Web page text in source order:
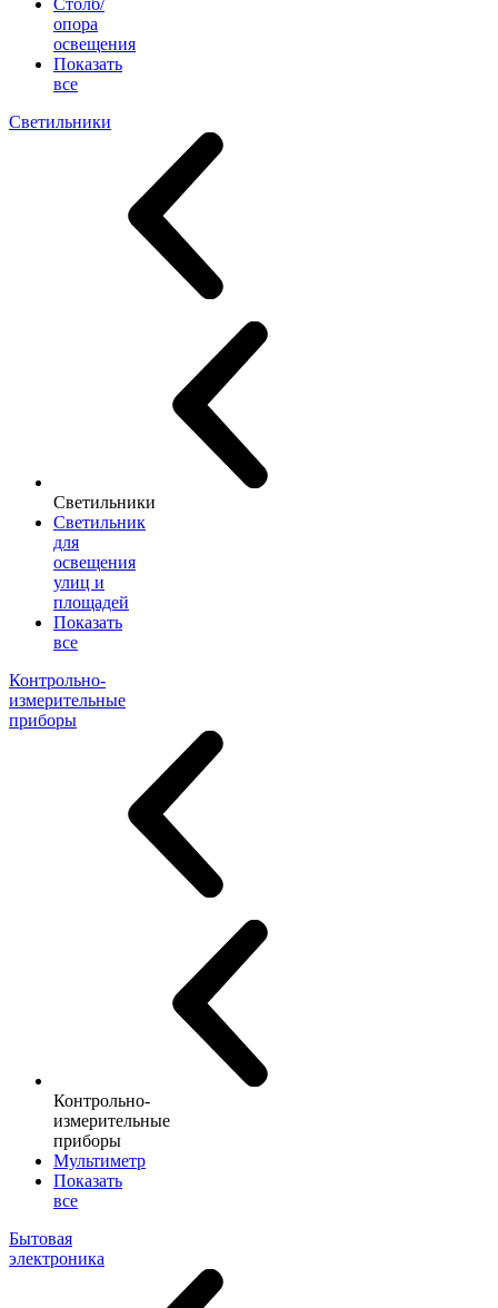
Столб/
опора
освещения
Показать
все
Светильники
Светильники
Светильник
для
освещения
улиц и
площадей
Показать
все
Контрольно-
измерительные
приборы
Контрольно-
измерительные
приборы
Мультиметр
Показать
все
Бытовая
электроника